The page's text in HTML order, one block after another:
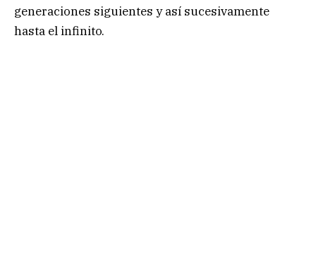
generaciones siguientes y así sucesivamente
hasta el infinito.